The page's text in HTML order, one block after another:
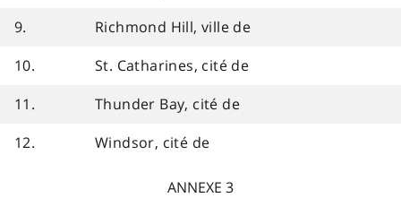
9.
Richmond Hill, ville de
10.
St. Catharines, cité de
11.
Thunder Bay, cité de
12.
Windsor, cité de
ANNEXE 3